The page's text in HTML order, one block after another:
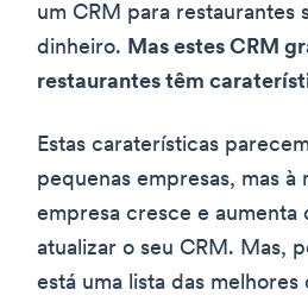
um CRM para restaurantes
dinheiro. Mas estes CRM
restaurantes têm
Estas caraterísticas
pequenas empresas, mas à
empresa cresce e aumenta
atualizar o seu CRM. Mas,
está uma lista das